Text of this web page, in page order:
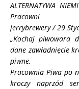
ALTERNATYWA
Pracowni
jerrybrewery / 29
„Kochaj piwowara
dane zawładnięcie
piwne.
Pracownia Piwa po
kroczy naprzód